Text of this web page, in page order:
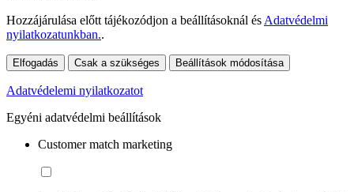
Hozzájárulása előtt tájékozódjon a beállításoknál és Adatvédelmi
nyilatkozatunkban..
Elfogadás Csak a szükséges Beállítások módosítása
Adatvédelemi nyilatkozatot
Egyéni adatvédelmi beállítások
Customer match marketing